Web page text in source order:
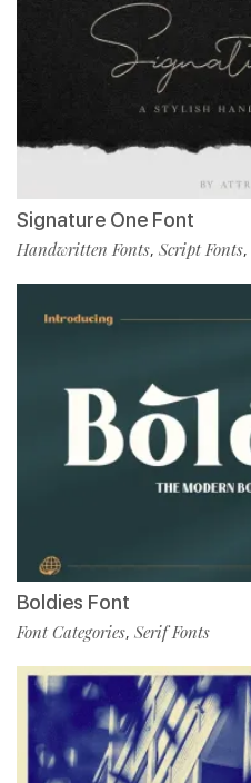
Signature One Font
Handwritten Fonts, Script Fonts,
Boldies Font
Font Categories, Serif Fonts